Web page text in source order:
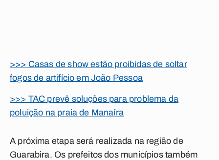
>>> Casas de show estão proibidas de soltar
fogos de artifício em João Pessoa
>>> TAC prevê soluções para problema da
poluição na praia de Manaíra
A próxima etapa será realizada na região de
Guarabira. Os prefeitos dos municípios também